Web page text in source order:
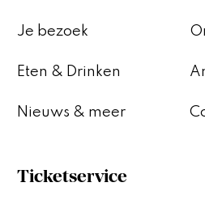
Je bezoek
Eten & Drinken
Nieuws & meer
Ticketservice